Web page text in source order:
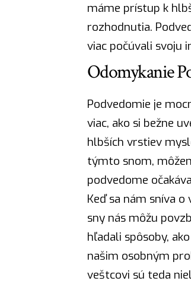
máme prístup k
rozhodnutia.
viac počúvali svoju
Odomykanie
Podvedomie je
viac, ako si bežne
hlbších vrstiev
týmto snom,
podvedome
Keď sa nám sníva
sny nás môžu
hľadali spôsoby,
našim osobným
veštcovi sú teda